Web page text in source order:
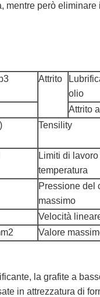
mentre però
Attrito
olio
Attrito
Tensility
Limiti di lavoro
temperatura
Pressione del
massimo
Velocità
Valore
la grafite a
in attrezzatura di